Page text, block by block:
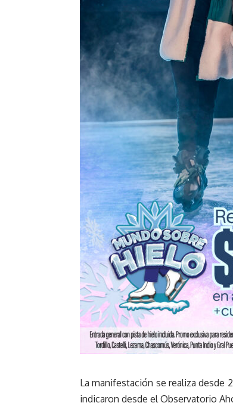
La manifestación se realiza desde
indicaron desde el Observatorio